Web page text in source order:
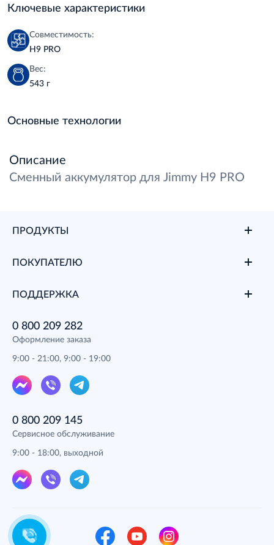
Ключевые характеристики
Совместимость:
H9 PRO
Вес:
543 г
Основные технологии
Описание
Сменный аккумулятор для Jimmy H9 PRO
ПРОДУКТЫ
ПОКУПАТЕЛЮ
ПОДДЕРЖКА
0 800 209 282
Оформление заказа
9:00 - 21:00, 9:00 - 19:00
0 800 209 145
Сервисное обслуживание
9:00 - 18:00, выходной